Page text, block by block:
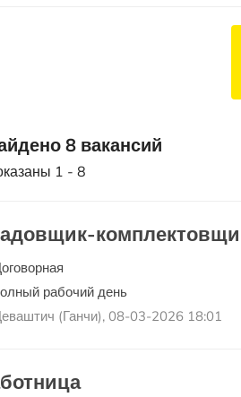
8 вакансий
1 - 8
рабочий день
(Ганчи), 08-03-2026 18:01